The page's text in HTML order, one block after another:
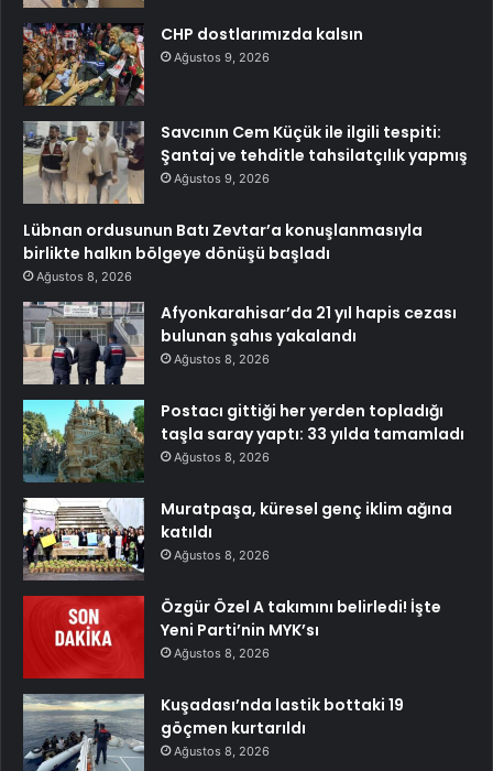
CHP dostlarımızda kalsın
Ağustos 9, 2026
Savcının Cem Küçük ile ilgili tespiti:
Şantaj ve tehditle tahsilatçılık yapmış
Ağustos 9, 2026
Lübnan ordusunun Batı Zevtar’a konuşlanmasıyla
birlikte halkın bölgeye dönüşü başladı
Ağustos 8, 2026
Afyonkarahisar’da 21 yıl hapis cezası
bulunan şahıs yakalandı
Ağustos 8, 2026
Postacı gittiği her yerden topladığı
taşla saray yaptı: 33 yılda tamamladı
Ağustos 8, 2026
Muratpaşa, küresel genç iklim ağına
katıldı
Ağustos 8, 2026
Özgür Özel A takımını belirledi! İşte
Yeni Parti’nin MYK’sı
Ağustos 8, 2026
Kuşadası’nda lastik bottaki 19
göçmen kurtarıldı
Ağustos 8, 2026